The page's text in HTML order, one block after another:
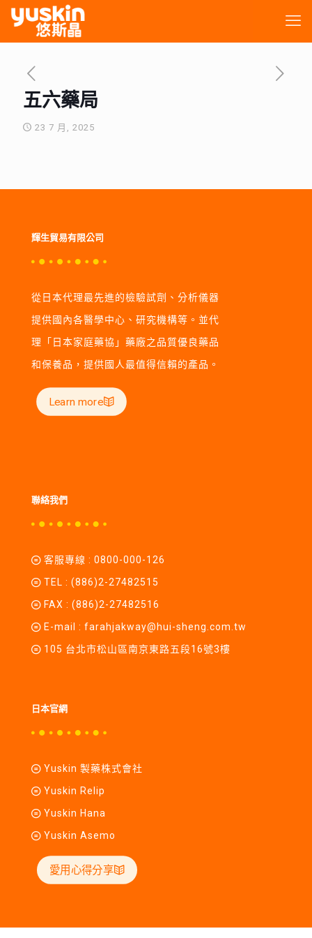
五六藥局
23 7 月, 2025
輝生貿易有限公司
從日本代理最先進的檢驗試劑、分析儀器
提供國內各醫學中心、研究機構等。並代
理「日本家庭藥協」藥廠之品質優良藥品
和保養品，提供國人最值得信賴的產品。
Learn more
聯絡我們
客服專線 : 0800-000-126
TEL : (886)2-27482515
FAX : (886)2-27482516
E-mail : farahjakway@hui-sheng.com.tw
105 台北市松山區南京東路五段16號3樓
日本官網
Yuskin 製藥株式會社
Yuskin Relip
Yuskin Hana
Yuskin Asemo
愛用心得分享